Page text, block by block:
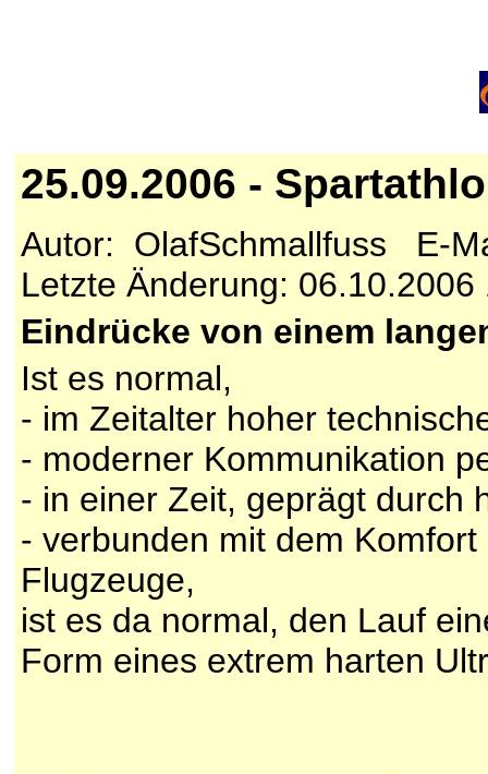
25.09.2006 -
Autor: OlafSchmallfuss E-
Letzte Änderung: 06.10.2006
Eindrücke von einem
Ist es normal,
- im Zeitalter hoher
- moderner Kommunikation
- in einer Zeit, geprägt durch
- verbunden mit dem
Flugzeuge,
ist es da normal, den Lauf
Form eines extrem harten